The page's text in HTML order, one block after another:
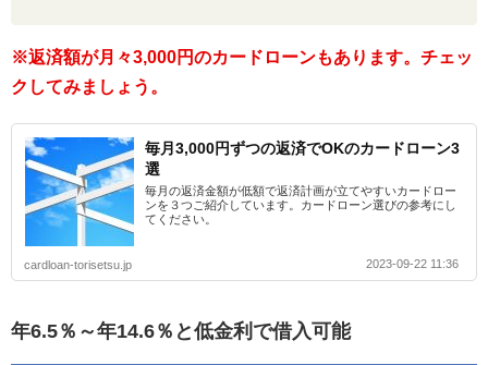
※返済額が月々3,000円のカードローンもあります。チェッ
クしてみましょう。
毎月3,000円ずつの返済でOKのカードローン3
選
毎月の返済金額が低額で返済計画が立てやすいカードロー
ンを３つご紹介しています。カードローン選びの参考にし
てください。
cardloan-torisetsu.jp 2023-09-22 11:36
年6.5％～年14.6％と低金利で借入可能